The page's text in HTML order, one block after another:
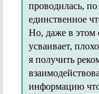
проводилась,
единственное
Но, даже в этом
усваивает,
я получить
информацию